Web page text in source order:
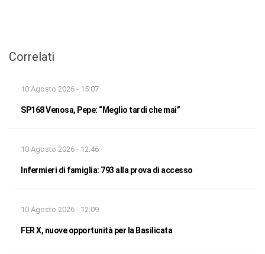
Correlati
10 Agosto 2026 - 15:07
SP168 Venosa, Pepe: “Meglio tardi che mai”
10 Agosto 2026 - 12:46
Infermieri di famiglia: 793 alla prova di accesso
10 Agosto 2026 - 12:09
FER X, nuove opportunità per la Basilicata